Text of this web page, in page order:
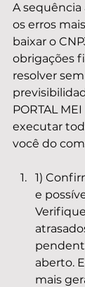
A sequência
os erros
baixar o
obrigações
resolver
PORTAL
executar
você do
1)
e
aberto.
mais